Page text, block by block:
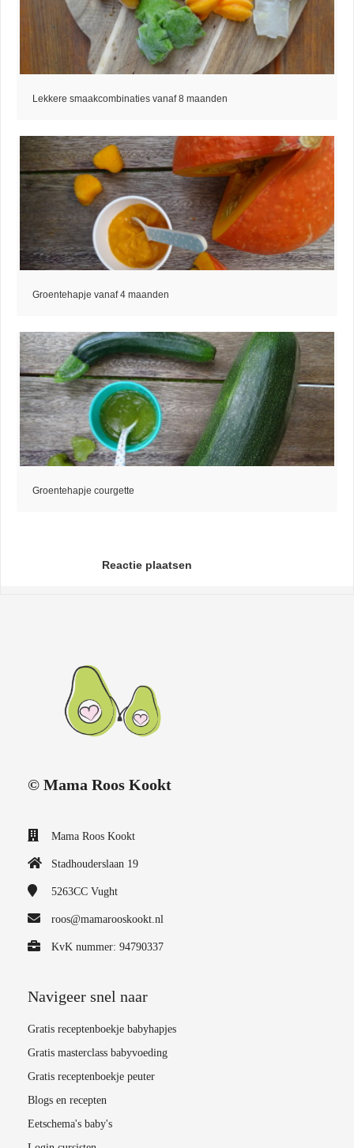
Lekkere smaakcombinaties vanaf 8 maanden
Groentehapje vanaf 4 maanden
Groentehapje courgette
Reactie plaatsen
© Mama Roos Kookt
Mama Roos Kookt
Stadhouderslaan 19
5263CC Vught
roos@mamarooskookt.nl
KvK nummer: 94790337
Navigeer snel naar
Gratis receptenboekje babyhapjes
Gratis masterclass babyvoeding
Gratis receptenboekje peuter
Blogs en recepten
Eetschema's baby's